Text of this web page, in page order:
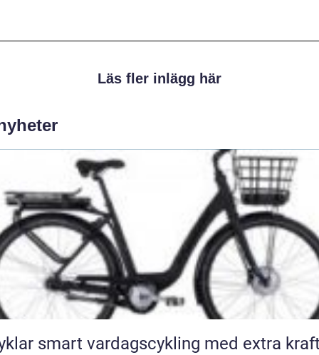
Läs fler inlägg här
Elcyklar smart vardagscykling med extra